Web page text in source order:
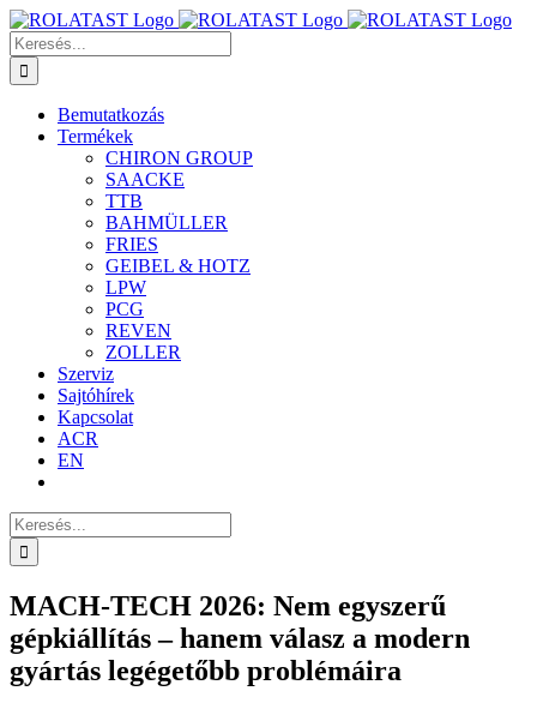
Kihagyás
Keresés...
Bemutatkozás
Termékek
CHIRON GROUP
SAACKE
TTB
BAHMÜLLER
FRIES
GEIBEL & HOTZ
LPW
PCG
REVEN
ZOLLER
Szerviz
Sajtóhírek
Kapcsolat
ACR
EN
Keresés...
MACH-TECH 2026: Nem egyszerű
gépkiállítás – hanem válasz a modern
gyártás legégetőbb problémáira